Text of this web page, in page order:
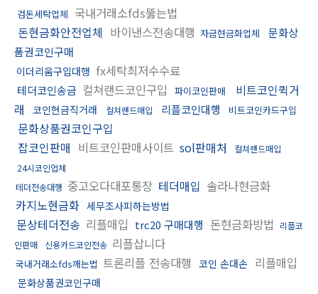
검돈세탁업체 국내거래소fds뚫는법
돈현금화안전업체 바이낸스전송대행 자금현금화업체
문화상
품권코인구매
이더리움구입대행 fx세탁최저수수료
테더코인송금 컬쳐랜드코인구입 파이코인판매
비트코인퀵거
래
코인현금직거래 컬쳐랜드매입 리플코인대행 비트코인카드구입
문화상품권코인구입
잡코인판매 비트코인판매사이트 sol판매처
컬쳐랜드매입
24시코인업체
테더전송대행 중고오다대포통장 테더매입 솔라나현금화
카지노현금화 세무조사피하는방법
문상테더전송 리플매입 trc20 구매대행 돈현금화방법
리플코
인판매
신용카드코인전송 리플삽니다
국내거래소fds깨는법 트론리플 전송대행 코인 손대손 리플매입
문화상품권코인구매